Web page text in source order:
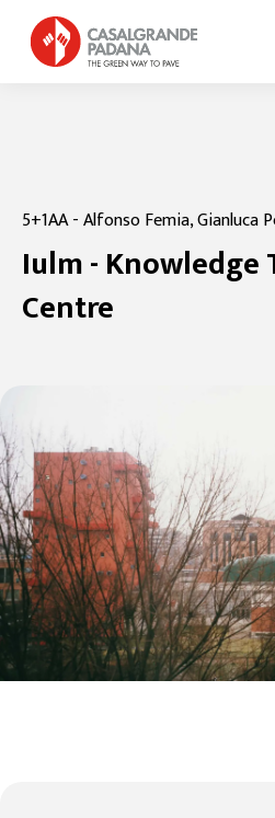
5+1AA - Alfonso Femia, Gianluca
Iulm - Knowledge
Centre